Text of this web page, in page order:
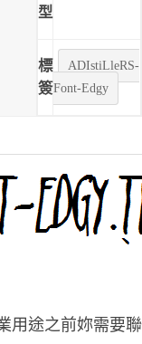
型
標
簽
ADIstiLleRS-
Font-Edgy
用途之前妳需要聯